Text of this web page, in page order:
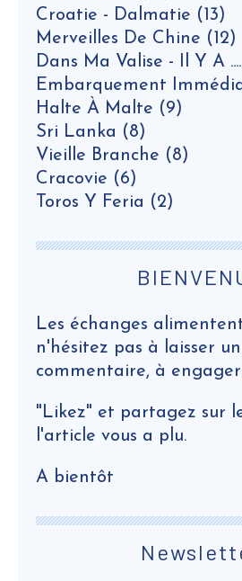
Croatie - Dalmatie (13)
Merveilles De Chine (12)
Dans Ma Valise - Il Y A
Embarquement
Halte À Malte (9)
Sri Lanka (8)
Vieille Branche (8)
Cracovie (6)
Toros Y Feria (2)
Les échanges
n'hésitez pas à laisser
commentaire, à
"Likez" et partagez sur
l'article vous a plu.
A bientôt